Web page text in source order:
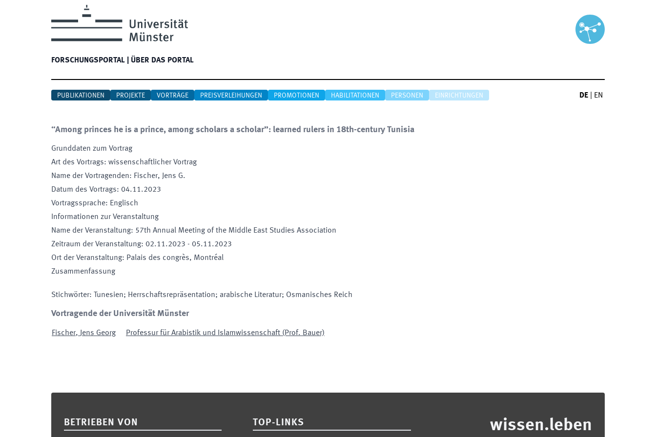
FORSCHUNGSPORTAL ÜBER DAS PORTAL
PUBLIKATIONEN PROJEKTE VORTRÄGE PREISVERLEIHUNGEN PROMOTIONEN HABILITATIONEN PERSONEN EINRICHTUNGEN DE EN
“Among princes he is a prince, among scholars a scholar”: learned rulers in 18th-century Tunisia
Grunddaten zum Vortrag
Art des Vortrags: wissenschaftlicher Vortrag
Name der Vortragenden: Fischer, Jens G.
Datum des Vortrags: 04.11.2023
Vortragssprache: Englisch
Informationen zur Veranstaltung
Name der Veranstaltung: 57th Annual Meeting of the Middle East Studies Association
Zeitraum der Veranstaltung: 02.11.2023 - 05.11.2023
Ort der Veranstaltung: Palais des congrès, Montréal
Zusammenfassung
Stichwörter: Tunesien; Herrschaftsrepräsentation; arabische Literatur; Osmanisches Reich
Vortragende der Universität Münster
Fischer, Jens Georg Professur für Arabistik und Islamwissenschaft (Prof. Bauer)
BETRIEBEN VON TOP-LINKS wissen.leben